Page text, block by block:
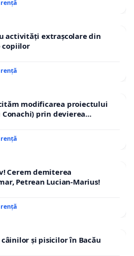
activități extrașcolare din
copiilor
modificarea proiectului
Conachi) prin devierea
Cerem demiterea
Petrean Lucian-Marius!
și pisicilor în Bacău